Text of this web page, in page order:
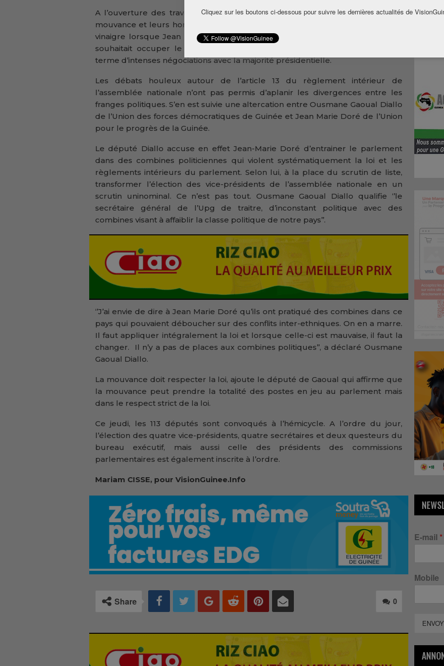
A l’ouverture des travaux, l’ambiance est conviviale entre les députés de la
mouvance et leurs homologues de l’opposition. Cette ambiance a failli viré au
vinaigre lorsque Jean Marie Doré, non-inscrit dans un groupe parlementaire
souhaitait occuper le 3
terme d’intenses négociations avec la majorité présidentielle.
Les débats houleux autour de l’article 13 du règlement intérieur de
l’assemblée nationale n’ont pas permis d’aplanir les divergences entre les
franges politiques. S’en est suivie une altercation entre Ousmane Gaoual Diallo
de l’Union des forces démocratiques de Guinée et Jean Marie Doré de l’Union
pour le progrès de la Guinée.
Le député Diallo accuse en effet Jean-Marie Doré d’entrainer le parlement
dans des combines politiciennes qui violent systématiquement la loi et les
règlements intérieurs du parlement. Selon lui, à la place du scrutin de liste,
transformer l’élection des vice-présidents de l’assemblée nationale en un
scrutin uninominal. Ce n’est pas tout. Ousmane Gaoual Diallo qualifie ‘’le
secrétaire général de l’Upg de traitre, d’inconstant politique avec des
combines visant à affaiblir la classe politique de notre pays’’.
‘’J’ai envie de dire à Jean Marie Doré qu’ils ont pratiqué des combines dans ce
pays qui pouvaient déboucher sur des conflits inter-ethniques. On en a marre.
Il faut appliquer intégralement la loi et lorsque celle-ci est mauvaise, il faut la
changer. Il n’y a pas de places aux combines politiques’’, a déclaré Ousmane
Gaoual Diallo.
La mouvance doit respecter la loi, ajoute le député de Gaoual qui affirme que
la mouvance peut prendre la totalité des postes en jeu au parlement mais
dans le respect strict de la loi.
Ce jeudi, les 113 députés sont convoqués à l’hémicycle. A l’ordre du jour,
l’élection des quatre vice-présidents, quatre secrétaires et deux questeurs du
bureau exécutif, mais aussi celle des présidents des commissions
parlementaires est également inscrite à l’ordre.
Mariam CISSE, pour VisionGuinee.Info
0
Share
E-mail *
Mobile
Cliquez sur les boutons ci-dessous pour suivre les dernières actualités de